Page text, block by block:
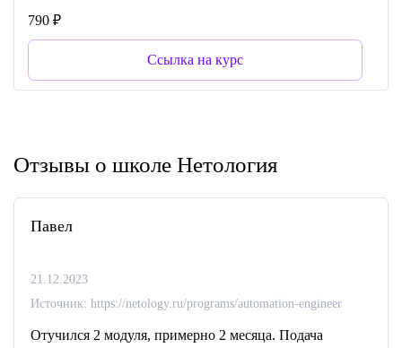
790 ₽
Ссылка на курс
Отзывы о школе Нетология
Павел
21.12.2023
Источник: https://netology.ru/programs/automation-engineer
Отучился 2 модуля, примерно 2 месяца. Подача